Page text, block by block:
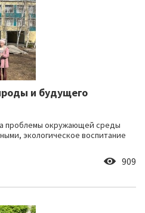
и будущего
проблемы окружающей среды
экологическое воспитание
909